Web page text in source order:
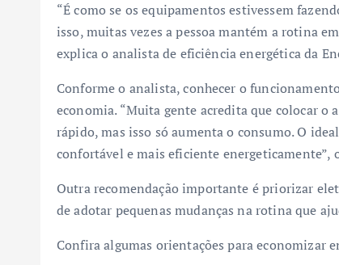
“É como se os equipamentos estivessem
isso, muitas vezes a pessoa mantém a rotina
explica o analista de eficiência energética da
Conforme o analista, conhecer o
economia. “Muita gente acredita que colocar
rápido, mas isso só aumenta o consumo. O
confortável e mais eficiente energeticamente”,
Outra recomendação importante é priorizar
de adotar pequenas mudanças na rotina que
Confira algumas orientações para economizar